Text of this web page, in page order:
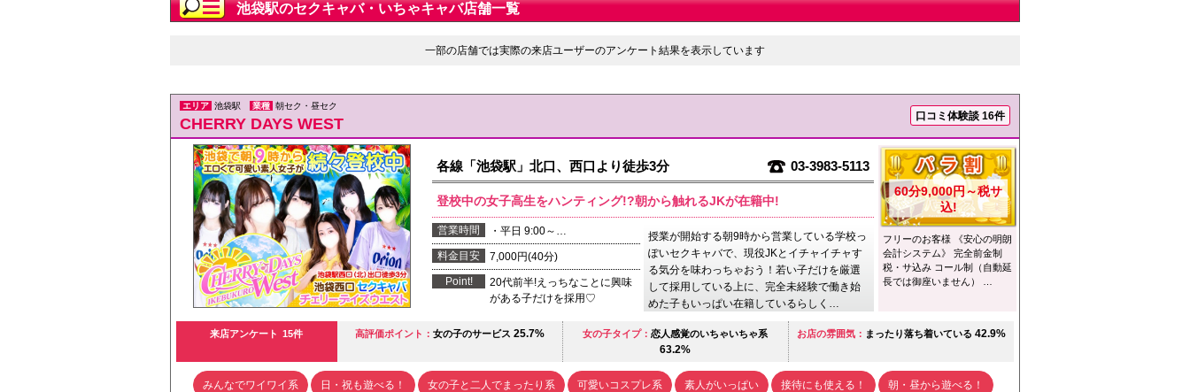
池袋駅のセクキャバ・いちゃキャバ店舗一覧
一部の店舗では実際の来店ユーザーのアンケート結果を表示しています
エリア 池袋駅 業種 朝セク・昼セク
CHERRY DAYS WEST 口コミ体験談 16件
各線「池袋駅」北口、西口より徒歩3分 03-3983-5113
登校中の女子高生をハンティング!?朝から触れるJKが在籍中!
営業時間
・平日 9:00～…
料金目安
7,000円(40分)
Point!
20代前半!えっちなことに興味
がある子だけを採用♡
授業が開始する朝9時から営業している学校っ
ぽいセクキャバで、現役JKとイチャイチャす
る気分を味わっちゃおう！若い子だけを厳選
して採用している上に、完全未経験で働き始
めた子もいっぱい在籍しているらしく…
来店アンケート 15件 高評価ポイント： 女の子のサービス 25.7% 女の子タイプ：恋人感覚のいちゃいちゃ系
63.2%
お店の雰囲気： まったり落ち着いている 42.9%
みんなでワイワイ系 日・祝も遊べる！ 女の子と二人でまったり系 可愛いコスプレ系 素人がいっぱい 接待にも使える！ 朝・昼から遊べる！
60分9,000円～税サ
込!
フリーのお客様 《安心の明朗
会計システム》 完全前金制
税・サ込み コール制（自動延
長では御座いません） …